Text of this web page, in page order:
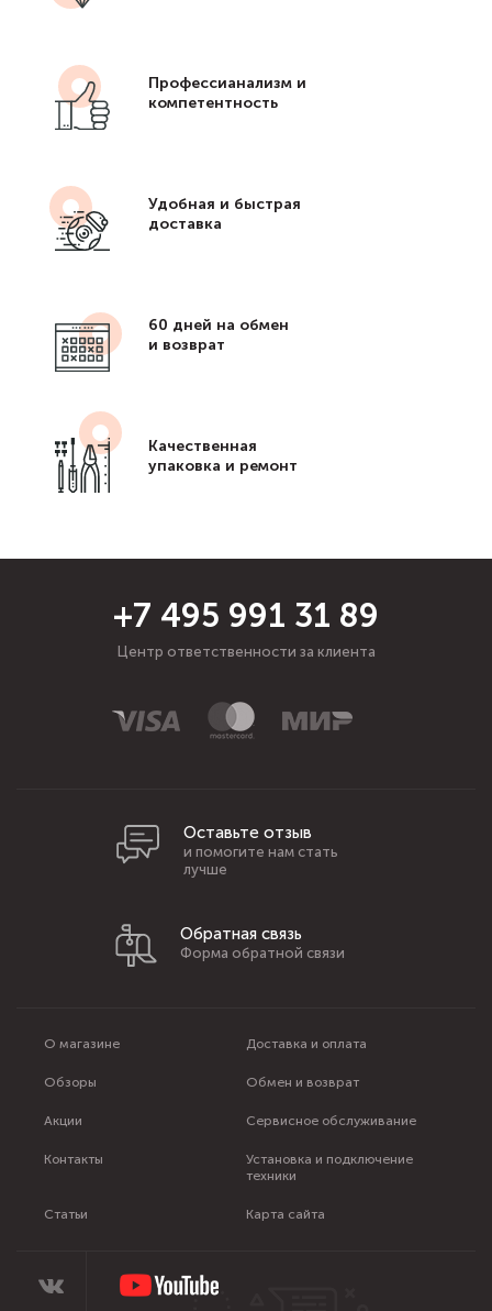
Профессианализм и
компетентность
Удобная и быстрая
доставка
60 дней на обмен
и возврат
Качественная
упаковка и ремонт
+7 495 991 31 89
Центр ответственности за клиента
О магазине Доставка и оплата
Обзоры Обмен и возврат
Акции Сервисное обслуживание
Контакты
Установка и подключение
техники
Статьи Карта сайта
Оставьте отзыв
и помогите нам стать
лучше
Обратная связь
Форма обратной связи